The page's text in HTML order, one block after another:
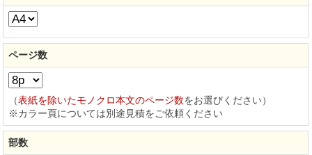
ページ数
（表紙を除いたモノクロ本文のページ数をお選びください）
※カラー頁については別途見積をご依頼ください
部数